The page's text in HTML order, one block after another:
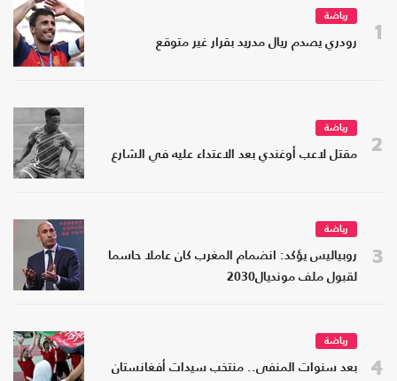
1
رياضة
رودري يصدم ريال مدريد بقرار غير متوقع
2
رياضة
مقتل لاعب أوغندي بعد الاعتداء عليه في الشارع
3
رياضة
روبياليس يؤكد: انضمام المغرب كان عاملا حاسما
لقبول ملف مونديال2030
4
رياضة
بعد سنوات المنفى.. منتخب سيدات أفغانستان